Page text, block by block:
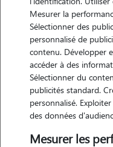
Anne-hélène
PESEUX 39120
Mesurer la
Sélectionner des
personnalisé de
contenu. Développer
accéder à des
Sélectionner du
publicités standard.
personnalisé.
des données
Mesurer les